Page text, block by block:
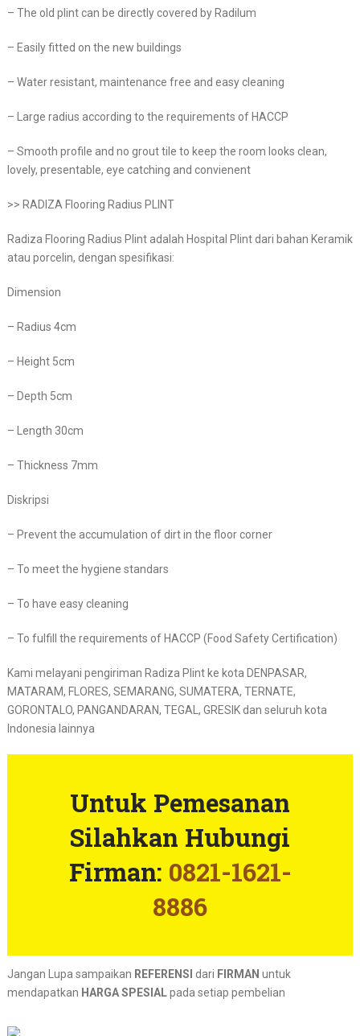
– The old plint can be directly covered by Radilum
– Easily fitted on the new buildings
– Water resistant, maintenance free and easy cleaning
– Large radius according to the requirements of HACCP
– Smooth profile and no grout tile to keep the room looks clean,
lovely, presentable, eye catching and convienent
>> RADIZA Flooring Radius PLINT
Radiza Flooring Radius Plint adalah Hospital Plint dari bahan Keramik
atau porcelin, dengan spesifikasi:
Dimension
– Radius 4cm
– Height 5cm
– Depth 5cm
– Length 30cm
– Thickness 7mm
Diskripsi
– Prevent the accumulation of dirt in the floor corner
– To meet the hygiene standars
– To have easy cleaning
– To fulfill the requirements of HACCP (Food Safety Certification)
Kami melayani pengiriman Radiza Plint ke kota DENPASAR,
MATARAM, FLORES, SEMARANG, SUMATERA, TERNATE,
GORONTALO, PANGANDARAN, TEGAL, GRESIK dan seluruh kota
Indonesia lainnya
Untuk Pemesanan
Silahkan Hubungi
Firman: 0821-1621-
8886
Jangan Lupa sampaikan REFERENSI dari FIRMAN untuk
mendapatkan HARGA SPESIALpada setiap pembelian